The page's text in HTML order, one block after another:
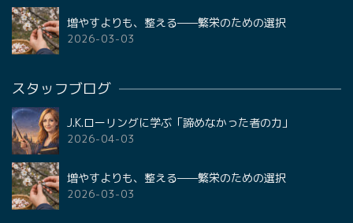
増やすよりも、整える——繁栄のための選択
2026-03-03
スタッフブログ
J.K.ローリングに学ぶ「諦めなかった者の力」
2026-04-03
増やすよりも、整える——繁栄のための選択
2026-03-03